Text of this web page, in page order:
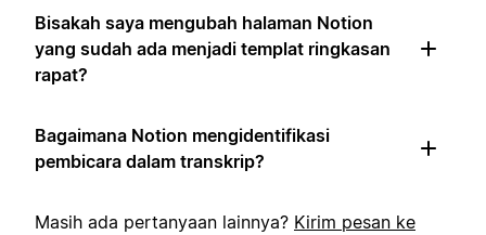
Bisakah saya mengubah halaman Notion
yang sudah ada menjadi templat ringkasan
rapat?
Bagaimana Notion mengidentifikasi
pembicara dalam transkrip?
Masih ada pertanyaan lainnya? Kirim pesan ke